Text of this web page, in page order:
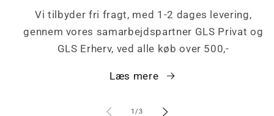
Vi tilbyder fri fragt, med 1-2 dages levering,
gennem vores samarbejdspartner GLS Privat og
GLS Erherv, ved alle køb over 500,-
Læs mere
1 /af
3